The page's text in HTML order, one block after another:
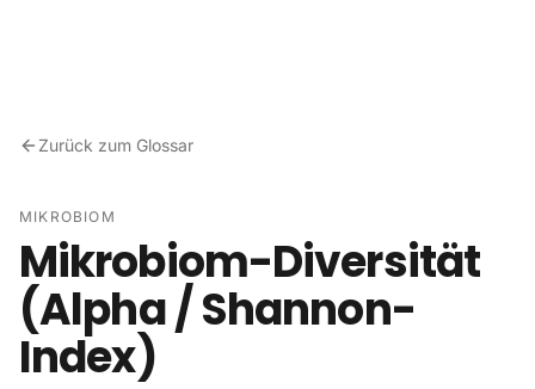
Zurück zum Glossar
MIKROBIOM
Mikrobiom-Diversität
(Alpha / Shannon-
Index)